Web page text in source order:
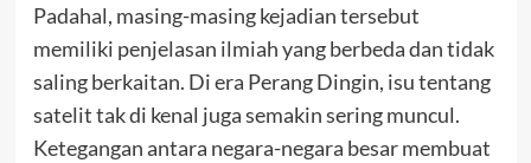
Padahal, masing-masing kejadian tersebut
memiliki penjelasan ilmiah yang berbeda dan tidak
saling berkaitan. Di era Perang Dingin, isu tentang
satelit tak di kenal juga semakin sering muncul.
Ketegangan antara negara-negara besar membuat